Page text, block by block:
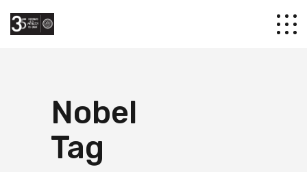
Nobel
Tag